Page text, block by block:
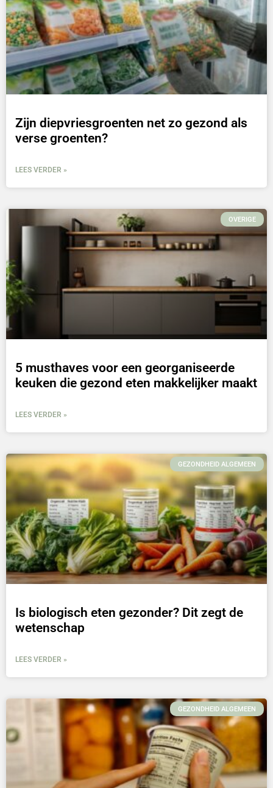
Zijn diepvriesgroenten net zo gezond als
verse groenten?
LEES VERDER »
OVERIGE
5 musthaves voor een georganiseerde
keuken die gezond eten makkelijker maakt
LEES VERDER »
GEZONDHEID ALGEMEEN
Is biologisch eten gezonder? Dit zegt de
wetenschap
LEES VERDER »
GEZONDHEID ALGEMEEN